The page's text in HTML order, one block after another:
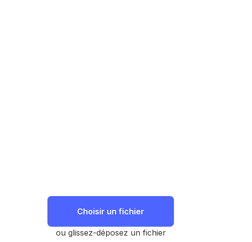
Choisir un fichier
ou glissez-déposez un fichier